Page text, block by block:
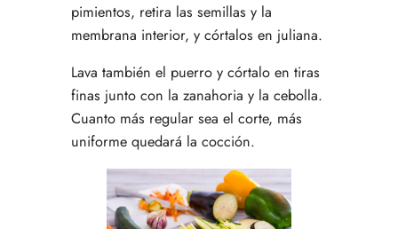
pimientos, retira las semillas y la
membrana interior, y córtalos en juliana.
Lava también el puerro y córtalo en tiras
finas junto con la zanahoria y la cebolla.
Cuanto más regular sea el corte, más
uniforme quedará la cocción.